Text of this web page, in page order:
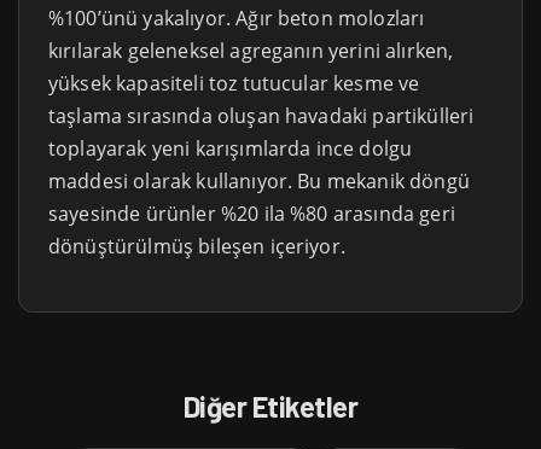
%100’ünü yakalıyor. Ağır beton molozları
kırılarak geleneksel agreganın yerini alırken,
yüksek kapasiteli toz tutucular kesme ve
taşlama sırasında oluşan havadaki partikülleri
toplayarak yeni karışımlarda ince dolgu
maddesi olarak kullanıyor. Bu mekanik döngü
sayesinde ürünler %20 ila %80 arasında geri
dönüştürülmüş bileşen içeriyor.
Diğer Etiketler